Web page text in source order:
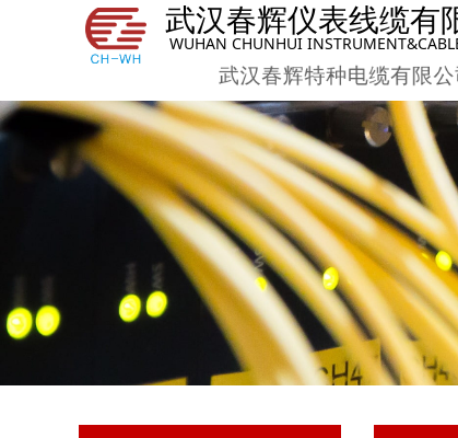
武汉春辉特种电缆有限公
武汉春辉仪表线缆有
WUHAN CHUNHUI